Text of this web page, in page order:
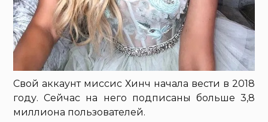
Свой аккаунт миссис Хинч начала вести в 2018
году. Сейчас на него подписаны больше 3,8
миллиона пользователей.